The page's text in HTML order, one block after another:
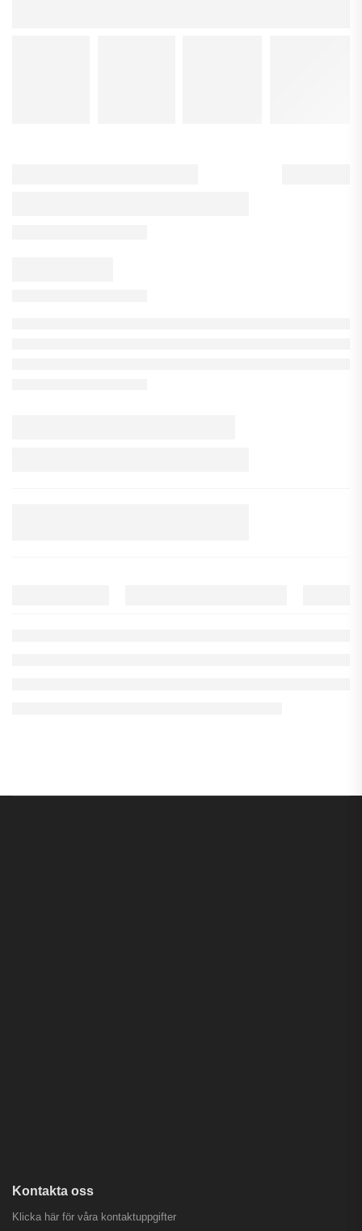
Kontakta oss
Klicka här för våra kontaktuppgifter